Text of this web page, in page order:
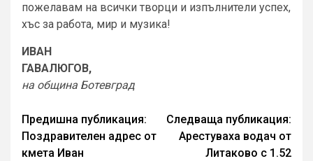
пожелавам на всички творци и изпълнители успех,
хъс за работа, мир и музика!
ИВАН
ГАВАЛЮГОВ,
на община Ботевград
Continue
Reading
Предишна публикация:
Поздравителен адрес от
кмета Иван
Следваща публикация:
Арестуваха водач от
Литаково с 1.52